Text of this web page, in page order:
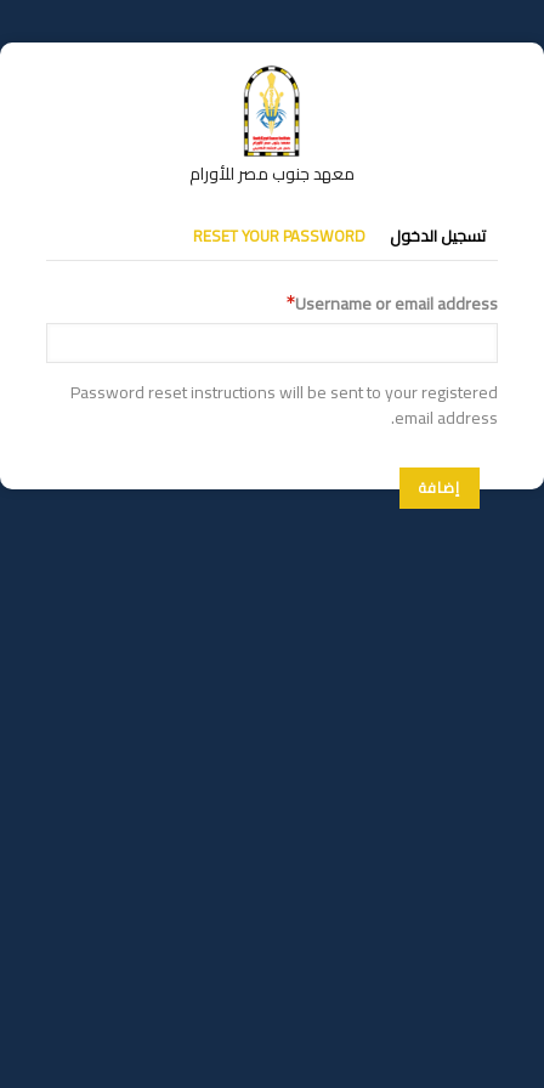
إلى
المحتوى
معهد جنوب مصر للأورام
التبويبات
الأساسية
تسجيل الدخول RESET YOUR PASSWORD
Username or email address
Password reset instructions will be sent to your registered
email address.